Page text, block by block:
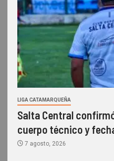
LIGA CATAMARQUEÑA
Salta Central
cuerpo técnico y
7 agosto, 2026